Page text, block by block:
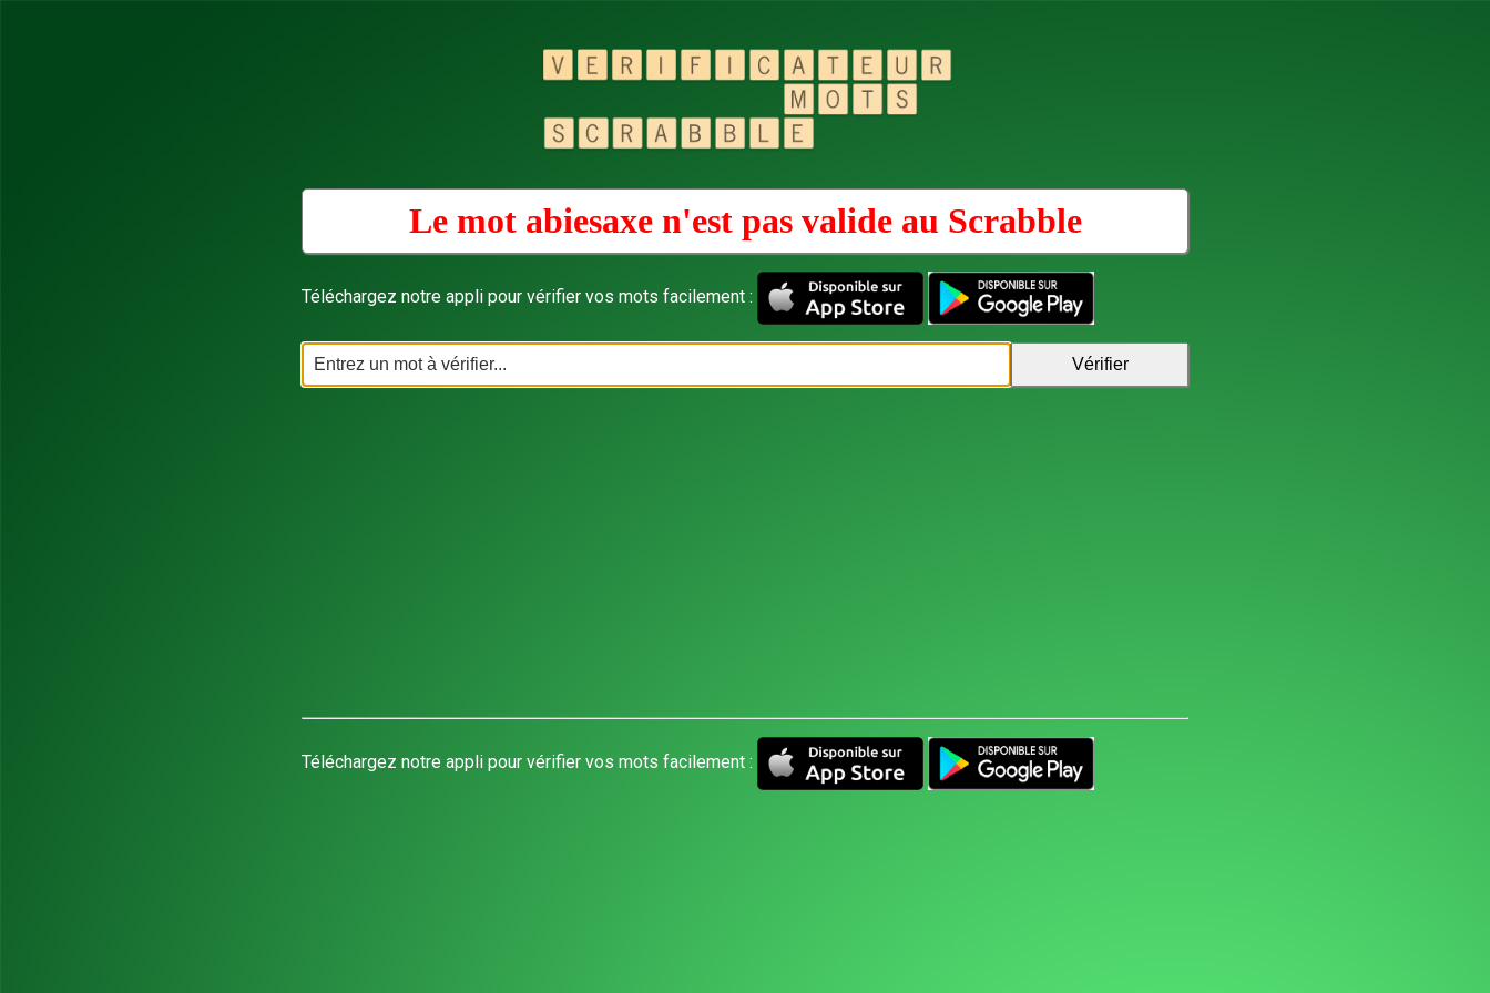
Le mot abiesaxe n'est pas valide au Scrabble
Téléchargez notre appli pour vérifier vos mots facilement :
Téléchargez notre appli pour vérifier vos mots facilement :